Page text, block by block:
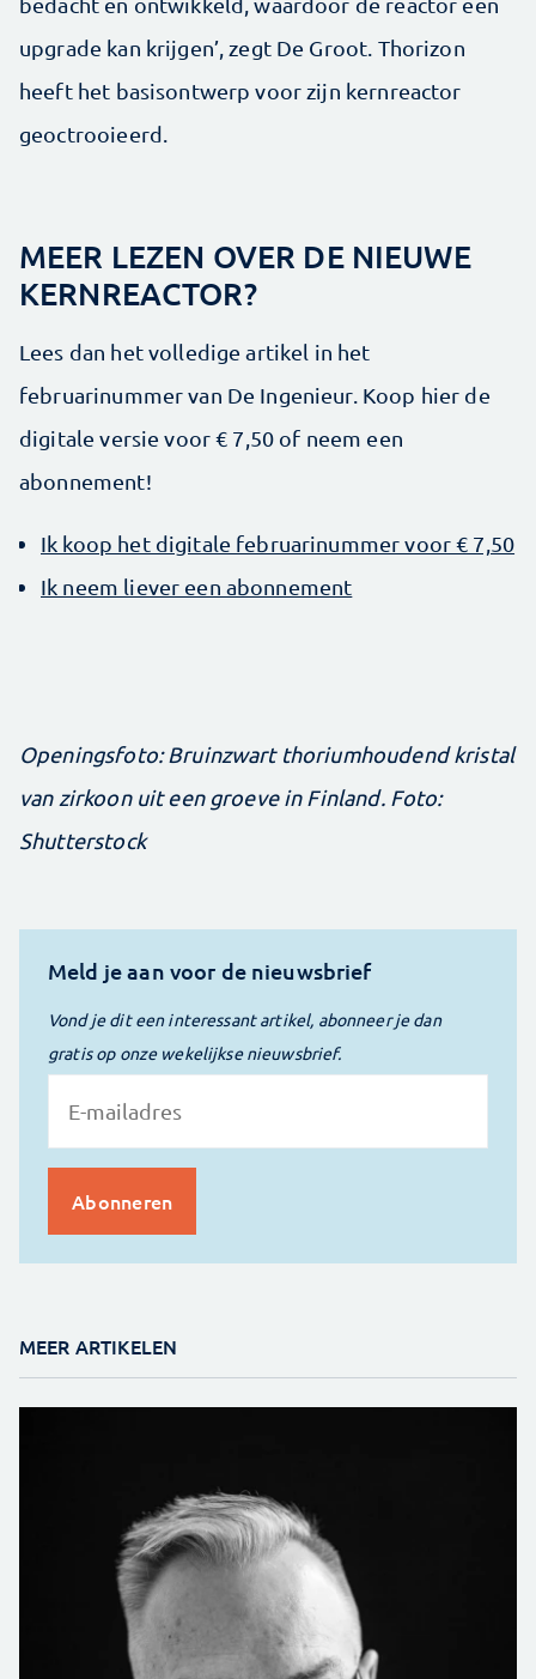
upgrade kan krijgen’, zegt De Groot. Thorizon
heeft het basisontwerp voor zijn kernreactor
geoctrooieerd.
MEER LEZEN OVER DE NIEUWE
KERNREACTOR?
Lees dan het volledige artikel in het
februarinummer van De Ingenieur. Koop hier de
digitale versie voor € 7,50 of neem een
abonnement!
Ik koop het digitale februarinummer voor € 7,50
Ik neem liever een abonnement
Openingsfoto: Bruinzwart thoriumhoudend kristal
van zirkoon uit een groeve in Finland. Foto:
Shutterstock
Meld je aan voor de nieuwsbrief
Vond je dit een interessant artikel, abonneer je dan
gratis op onze wekelijkse nieuwsbrief.
MEER ARTIKELEN